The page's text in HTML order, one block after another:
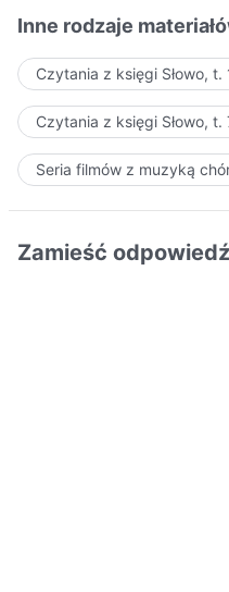
Inne rodzaje
Czytania z księgi Słowo, t.
Czytania z księgi Słowo,
Seria filmów z muzyką
Zamieść odpowiedź